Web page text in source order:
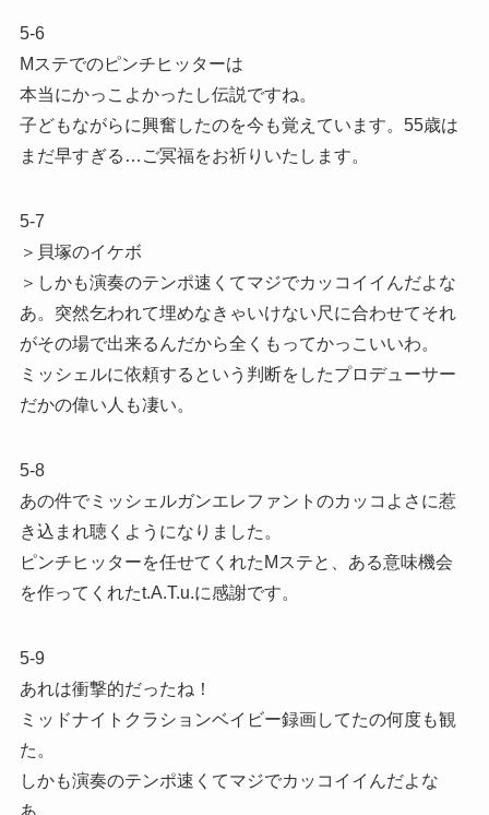
5-6
Mステでのピンチヒッターは
本当にかっこよかったし伝説ですね。
子どもながらに興奮したのを今も覚えています。55歳は
まだ早すぎる…ご冥福をお祈りいたします。
5-7
＞貝塚のイケボ
＞しかも演奏のテンポ速くてマジでカッコイイんだよな
あ。突然乞われて埋めなきゃいけない尺に合わせてそれ
がその場で出来るんだから全くもってかっこいいわ。
ミッシェルに依頼するという判断をしたプロデューサー
だかの偉い人も凄い。
5-8
あの件でミッシェルガンエレファントのカッコよさに惹
き込まれ聴くようになりました。
ピンチヒッターを任せてくれたMステと、ある意味機会
を作ってくれたt.A.T.u.に感謝です。
5-9
あれは衝撃的だったね！
ミッドナイトクラションベイビー録画してたの何度も観
た。
しかも演奏のテンポ速くてマジでカッコイイんだよな
あ。